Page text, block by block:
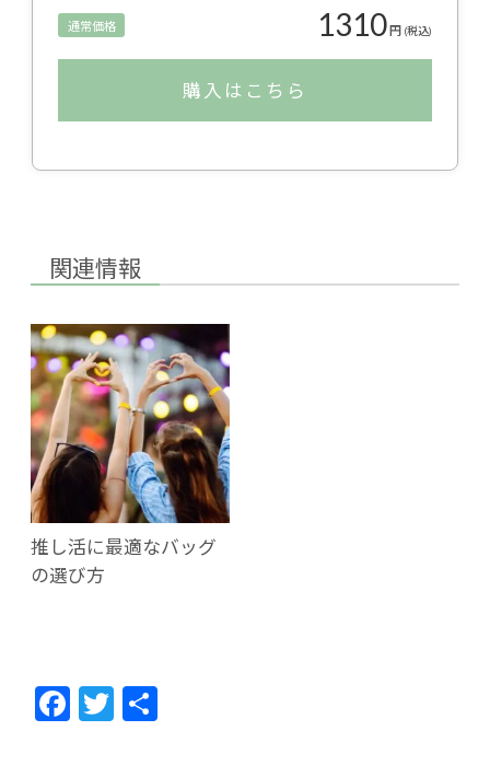
通常価格 1310円 (税込)
購入はこちら
関連情報
推し活に最適なバッグ
の選び方
F
ac
T
w